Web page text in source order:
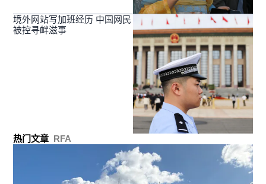
境外网站写加班经历 中国网民
被控寻衅滋事
热门文章 RFA